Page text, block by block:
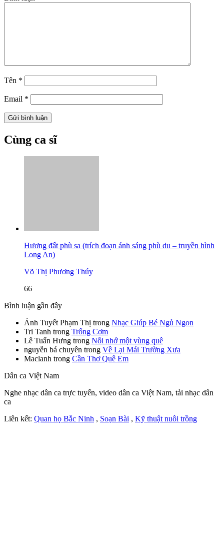
Tên *
Email *
Cùng ca sĩ
Hương đất phù sa (trích đoạn ánh sáng phù du – truyền hình
Long An)
Võ Thị Phương Thúy
66
Bình luận gần đây
Ánh Tuyết Phạm Thị trong Nhạc Giúp Bé Ngủ Ngon
Tri Tanh trong Trống Cơm
Lê Tuấn Hưng trong Nỗi nhớ một vùng quê
nguyễn bá chuyên trong Về Lại Mái Trường Xưa
Maclanh trong Cần Thơ Quê Em
Dân ca Việt Nam
Nghe nhạc dân ca trực tuyến, video dân ca Việt Nam, tải nhạc dân
ca
Liên kết: Quan họ Bắc Ninh , Soạn Bài , Kỹ thuật nuôi trồng